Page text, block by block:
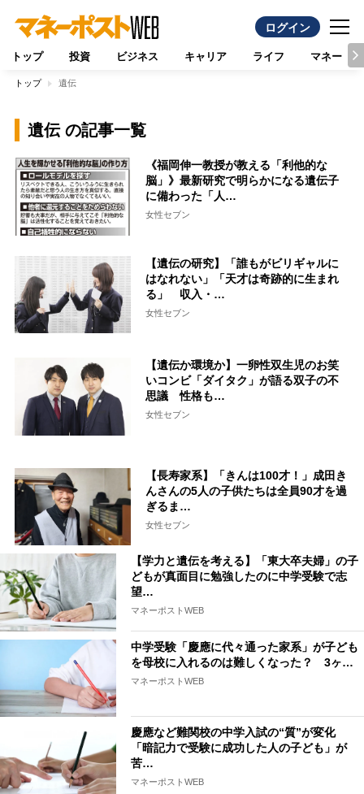
ログイン
トップ 投資 ビジネス キャリア ライフ マネー
トップ 遺伝
遺伝 の記事一覧
《福岡伸一教授が教える「利他的な
脳」》最新研究で明らかになる遺伝子
に備わった「人…
女性セブン
【遺伝の研究】「誰もがビリギャルに
はなれない」「天才は奇跡的に生まれ
る」 収入・…
女性セブン
【遺伝か環境か】一卵性双生児のお笑
いコンビ「ダイタク」が語る双子の不
思議 性格も…
女性セブン
【長寿家系】「きんは100才！」成田き
んさんの5人の子供たちは全員90才を過
ぎるま…
女性セブン
【学力と遺伝を考える】「東大卒夫婦」の子
どもが真面目に勉強したのに中学受験で志
望…
マネーポストWEB
中学受験「慶應に代々通った家系」が子ども
を母校に入れるのは難しくなった？ 3ヶ…
マネーポストWEB
慶應など難関校の中学入試の“質”が変化
「暗記力で受験に成功した人の子ども」が
苦…
マネーポストWEB